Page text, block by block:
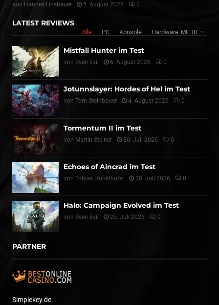
von Hannes Linsbauer 5. August 2026 0
LATEST REVIEWS
Alle PC Konsole Hardware MEHR
Mistfall Hunter im Test
von Sven Evil 6. August 2026 0
Jotunnslayer: Hordes of Hel im Test
von Tom Steinbauer 4. August 2026 0
Tormentum II im Test
von Martin Steiner 30. Juli 2026 0
Echoes of Aincrad im Test
von Tobias Hörstlhofer 28. Juli 2026 0
Halo: Campaign Evolved im Test
von Sven Evil 25. Juli 2026 0
PARTNER
Simplekey.de